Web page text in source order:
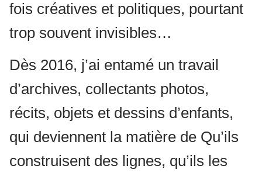
fois créatives et politiques, pourtant
trop souvent invisibles…
Dès 2016, j’ai entamé un travail
d’archives, collectants photos,
récits, objets et dessins d’enfants,
qui deviennent la matière de Qu’ils
construisent des lignes, qu’ils les